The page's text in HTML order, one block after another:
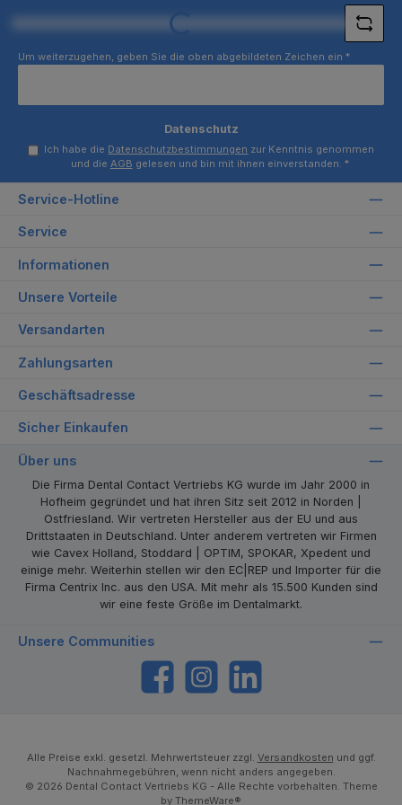
Loading...
Um weiterzugehen, geben Sie die oben abgebildeten Zeichen ein *
Datenschutz
Ich habe die Datenschutzbestimmungen zur Kenntnis genommen
und die AGB gelesen und bin mit ihnen einverstanden. *
Service-Hotline
Service
Informationen
Unsere Vorteile
Versandarten
Zahlungsarten
Geschäftsadresse
Sicher Einkaufen
Über uns
Die Firma Dental Contact Vertriebs KG wurde im Jahr 2000 in
Hofheim gegründet und hat ihren Sitz seit 2012 in Norden |
Ostfriesland. Wir vertreten Hersteller aus der EU und aus
Drittstaaten in Deutschland. Unter anderem vertreten wir Firmen
wie Cavex Holland, Stoddard | OPTIM, SPOKAR, Xpedent und
einige mehr. Weiterhin stellen wir den EC|REP und Importer für die
Firma Centrix Inc. aus den USA. Mit mehr als 15.500 Kunden sind
wir eine feste Größe im Dentalmarkt.
Unsere Communities
https://www.facebook.com/dentalcontact
Instagram
Alle Preise exkl. gesetzl. Mehrwertsteuer zzgl. Versandkosten und ggf.
Nachnahmegebühren, wenn nicht anders angegeben.
© 2026 Dental Contact Vertriebs KG - Alle Rechte vorbehalten. Theme
by ThemeWare®